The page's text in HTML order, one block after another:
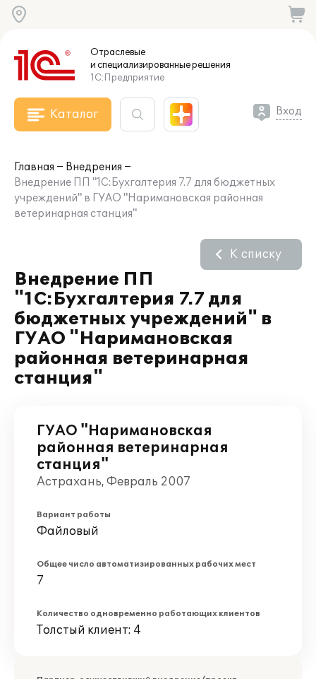
Отраслевые
и специализированныерешения
1С:Предприятие
Каталог Вход
Главная
Внедрения
Внедрение ПП "1С:Бухгалтерия 7.7 для бюджетных
учреждений" в ГУАО "Наримановская районная
ветеринарная станция"
Внедрение ПП
"1С:Бухгалтерия 7.7 для
бюджетных учреждений" в
ГУАО "Наримановская
районная ветеринарная
станция"
К списку
ГУАО "Наримановская
районная ветеринарная
станция"
Астрахань, Февраль 2007
Вариант работы
Файловый
Общее число автоматизированных рабочих мест
7
Количество одновременно работающих клиентов
Толстый клиент: 4